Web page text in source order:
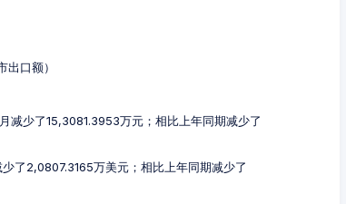
出口额）
少了15,3081.3953万元；相比上年同期减少了
了2,0807.3165万美元；相比上年同期减少了